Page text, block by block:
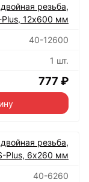
резьба,
Plus, 12х600 мм
40-12600
1 шт.
777 ₽
резьба,
Plus, 6х260 мм
40-6260